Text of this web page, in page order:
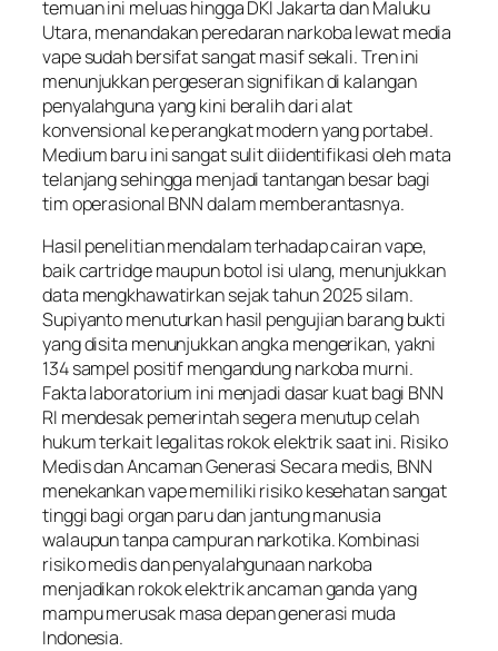
temuan ini meluas hingga DKI Jakarta dan Maluku
Utara, menandakan peredaran narkoba lewat media
vape sudah bersifat sangat masif sekali. Tren ini
menunjukkan pergeseran signifikan di kalangan
penyalahguna yang kini beralih dari alat
konvensional ke perangkat modern yang portabel.
Medium baru ini sangat sulit diidentifikasi oleh mata
telanjang sehingga menjadi tantangan besar bagi
tim operasional BNN dalam memberantasnya.
Hasil penelitian mendalam terhadap cairan vape,
baik cartridge maupun botol isi ulang, menunjukkan
data mengkhawatirkan sejak tahun 2025 silam.
Supiyanto menuturkan hasil pengujian barang bukti
yang disita menunjukkan angka mengerikan, yakni
134 sampel positif mengandung narkoba murni.
Fakta laboratorium ini menjadi dasar kuat bagi BNN
RI mendesak pemerintah segera menutup celah
hukum terkait legalitas rokok elektrik saat ini. Risiko
Medis dan Ancaman Generasi Secara medis, BNN
menekankan vape memiliki risiko kesehatan sangat
tinggi bagi organ paru dan jantung manusia
walaupun tanpa campuran narkotika. Kombinasi
risiko medis dan penyalahgunaan narkoba
menjadikan rokok elektrik ancaman ganda yang
mampu merusak masa depan generasi muda
Indonesia.